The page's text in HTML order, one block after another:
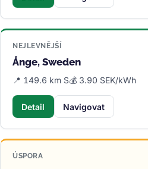
NEJLEVNĚJŠÍ
Ånge, Sweden
📍 149.6 km S💰 3.90 SEK/kWh
Detail Navigovat
ÚSPORA